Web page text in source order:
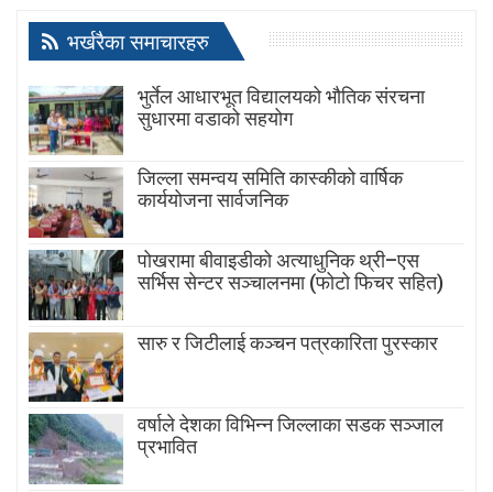
भर्खरैका समाचारहरु
भुर्तेल आधारभूत विद्यालयको भौतिक संरचना
सुधारमा वडाको सहयोग
जिल्ला समन्वय समिति कास्कीको वार्षिक
कार्ययोजना सार्वजनिक
पोखरामा बीवाइडीको अत्याधुनिक थ्री–एस
सर्भिस सेन्टर सञ्चालनमा (फोटो फिचर सहित)
सारु र जिटीलाई कञ्चन पत्रकारिता पुरस्कार
वर्षाले देशका विभिन्न जिल्लाका सडक सञ्जाल
प्रभावित